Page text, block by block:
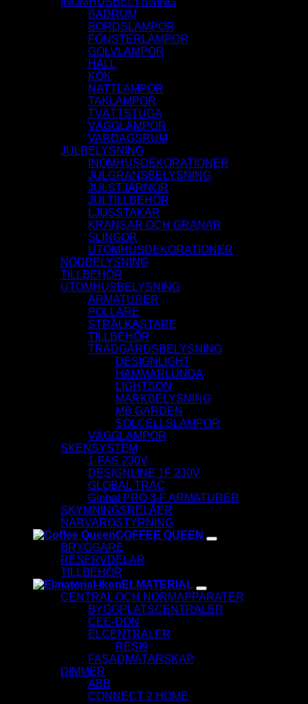
BADRUM
BORDSLAMPOR
FÖNSTERLAMPOR
GOLVLAMPOR
HALL
KÖK
NATTLAMPOR
TAKLAMPOR
TVÄTTSTUGA
VÄGGLAMPOR
VARDAGSRUM
JULBELYSNING
INOMHUSDEKORATIONER
JULGRANSBELYSNING
JULSTJÄRNOR
JULTILLBEHÖR
LJUSSTAKAR
KRANSAR OCH GRANAR
SLINGOR
UTOMHUSDEKORATIONER
NÖDBELYSNING
TILLBEHÖR
UTOMHUSBELYSNING
ARMATURER
POLLARE
STRÅLKASTARE
TILLBEHÖR
TRÄDGÅRDSBELYSNING
DESIGNLIGHT
HAMMARLUNDA
LIGHTSON
MARKBELYSNING
MB GARDEN
SOLCELLSLAMPOR
VÄGGLAMPOR
SKENSYSTEM
1-FAS 230V
DESIGNLINE 1F 230V
GLOBAL TRAC
Global PRO 3-F ARMATURER
SKYMNINGSRELÄER
NÄRVAROSTYRNING
COFFEE QUEEN
BRYGGARE
RESERVDELAR
TILLBEHÖR
ELMATERIAL
CENTRAL OCH NORMAPPARATER
BYGGPLATSCENTRALER
CEE-DON
ELCENTRALER
RESI9
FASADMÄTARSKAP
DIMMER
ABB
CONNECT 2 HOME